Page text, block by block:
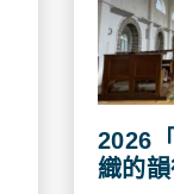
2026
織的